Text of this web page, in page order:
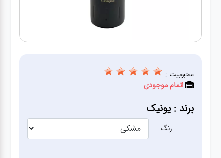
لوازم متفرقه
آشپزخانه
زودپز،قابلمه،تابه
محبوبیت :
اتمام موجودی
برند : یونیک
رنگ